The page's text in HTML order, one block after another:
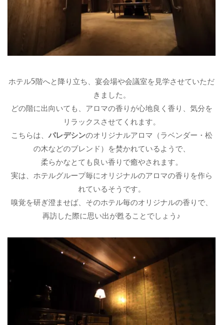
ホテル5階へと降り立ち、宴会場や会議室を見学させていただ
きました。
どの階に出向いても、アロマの香りが心地良く香り、気分を
リラックスさせてくれます。
こちらは、 パレデシンのオリジナルアロマ（ラベンダー・松
の木などのブレンド）を焚かれているようで、
柔らかなとても良い香りで癒やされます。
実は、ホテルグループ毎にオリジナルのアロマの香りを作ら
れているそうです。
嗅覚を研ぎ澄ませば、そのホテル毎のオリジナルの香りで、
再訪した際に思い出が甦ることでしょう♪